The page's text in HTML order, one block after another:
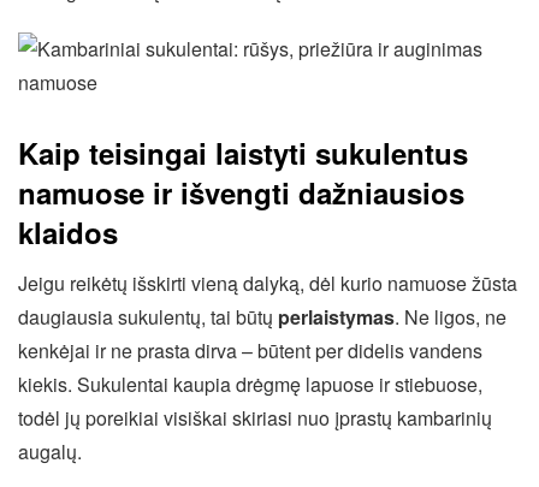
Kaip teisingai laistyti sukulentus
namuose ir išvengti dažniausios
klaidos
Jeigu reikėtų išskirti vieną dalyką, dėl kurio namuose žūsta
daugiausia sukulentų, tai būtų perlaistymas. Ne ligos, ne
kenkėjai ir ne prasta dirva – būtent per didelis vandens
kiekis. Sukulentai kaupia drėgmę lapuose ir stiebuose,
todėl jų poreikiai visiškai skiriasi nuo įprastų kambarinių
augalų.